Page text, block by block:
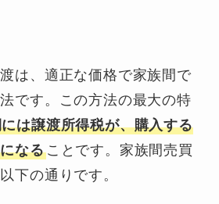
は、適正な価格で家族間で
です。この方法の最大の特
は譲渡所得税が、購入する
なることです。家族間売買
下の通りです。